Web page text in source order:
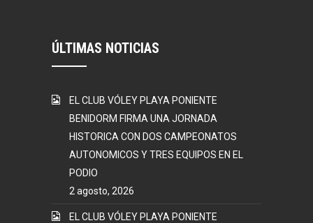
ÚLTIMAS NOTICIAS
EL CLUB VÓLEY PLAYA PONIENTE
BENIDORM FIRMA UNA JORNADA
HISTORICA CON DOS CAMPEONATOS
AUTONOMICOS Y TRES EQUIPOS EN EL
PODIO
2 agosto, 2026
EL CLUB VÓLEY PLAYA PONIENTE